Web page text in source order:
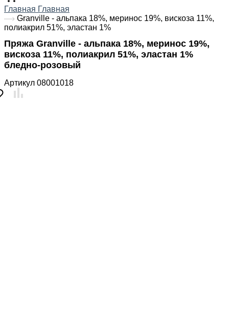
Главная Главная
Granville - альпака 18%, меринос 19%, вискоза 11%,
полиакрил 51%, эластан 1%
Пряжа Granville - альпака 18%, меринос 19%,
вискоза 11%, полиакрил 51%, эластан 1%
бледно-розовый
Артикул 08001018